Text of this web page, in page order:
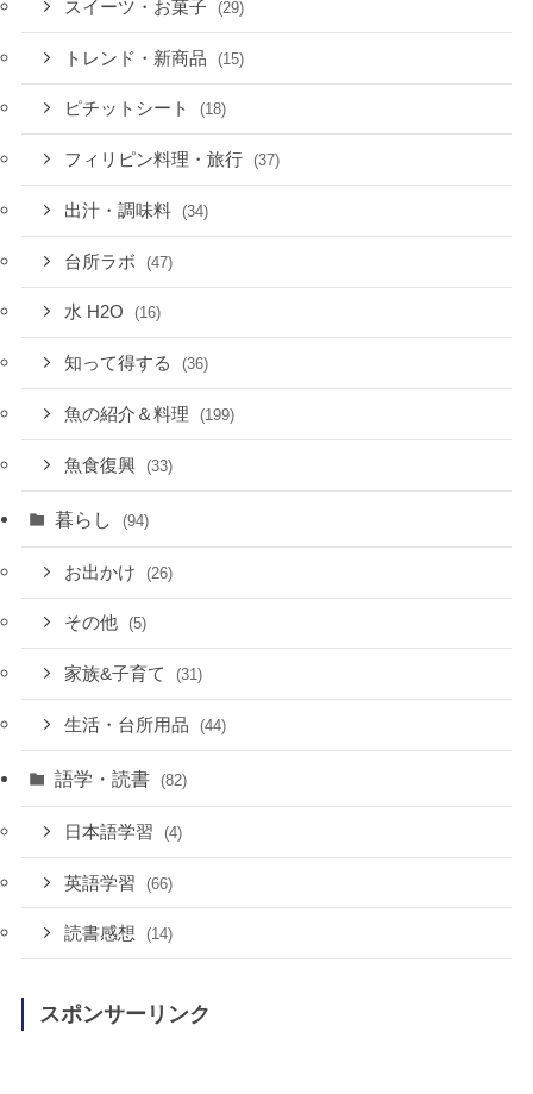
スイーツ・お菓子 (29)
トレンド・新商品 (15)
ピチットシート (18)
フィリピン料理・旅行 (37)
出汁・調味料 (34)
台所ラボ (47)
水 H2O (16)
知って得する (36)
魚の紹介＆料理 (199)
魚食復興 (33)
暮らし (94)
お出かけ (26)
その他 (5)
家族&子育て (31)
生活・台所用品 (44)
語学・読書 (82)
日本語学習 (4)
英語学習 (66)
読書感想 (14)
スポンサーリンク